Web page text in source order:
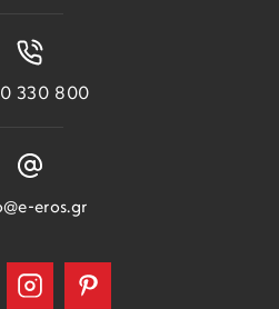
330 800
eros.gr